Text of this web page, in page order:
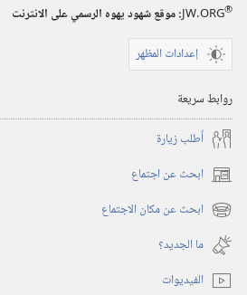
JW.ORG®
:‏ موقع شهود يهوه الرسمي على الانترنت
إعدادات المظهر
روابط سريعة
أُطلب زيارة
ابحث عن اجتماع (يفتح
نافذة ابحث عن مكان الاجتماع (يفتح
نافذة
جديدة)
ما الجديد؟‏
الفيديوات